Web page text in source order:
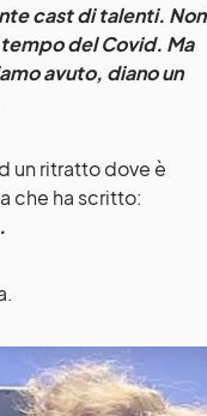
cast di talenti. Non
del Covid. Ma
avuto, diano un
un ritratto dove è
che ha scritto: